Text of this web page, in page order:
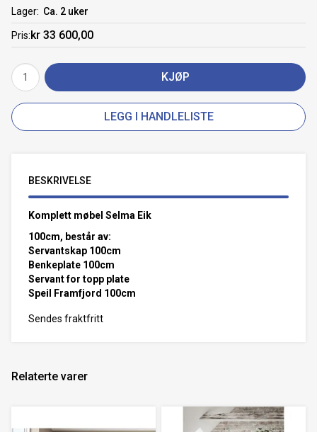
Lager
Ca. 2 uker
Pris kr 33 600,00
KJØP
LEGG I HANDLELISTE
BESKRIVELSE
Komplett møbel Selma Eik
100cm, består av:
Servantskap 100cm
Benkeplate 100cm
Servant for topp plate
Speil Framfjord 100cm
Sendes fraktfritt
Relaterte varer